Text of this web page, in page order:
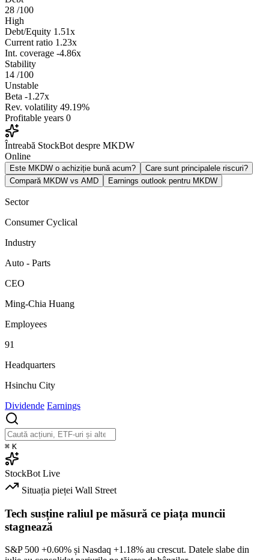
28 /100
High
Debt/Equity 1.51x
Current ratio 1.23x
Int. coverage -4.86x
Stability
14 /100
Unstable
Beta -1.27x
Rev. volatility 49.19%
Profitable years 0
Întreabă StockBot despre MKDW
Online
Este MKDW o achiziție bună acum?
Care sunt principalele riscuri?
Compară MKDW vs AMD
Earnings outlook pentru MKDW
Sector
Consumer Cyclical
Industry
Auto - Parts
CEO
Ming-Chia Huang
Employees
91
Headquarters
Hsinchu City
Dividende Earnings
⌘ K
StockBot Live
Situația pieței Wall Street
Tech susține raliul pe măsură ce piața muncii
stagnează
S&P 500 +0.60% și Nasdaq +1.18% au crescut. Datele slabe din